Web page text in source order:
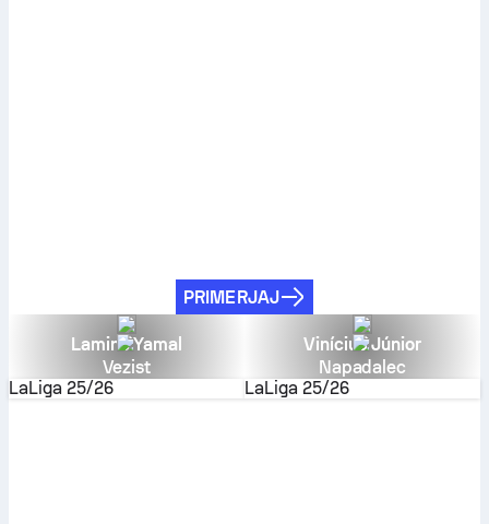
PRIMERJAJ
Lamine Yamal
Vezist
LaLiga 25/26
Vinícius Júnior
Napadalec
LaLiga 25/26